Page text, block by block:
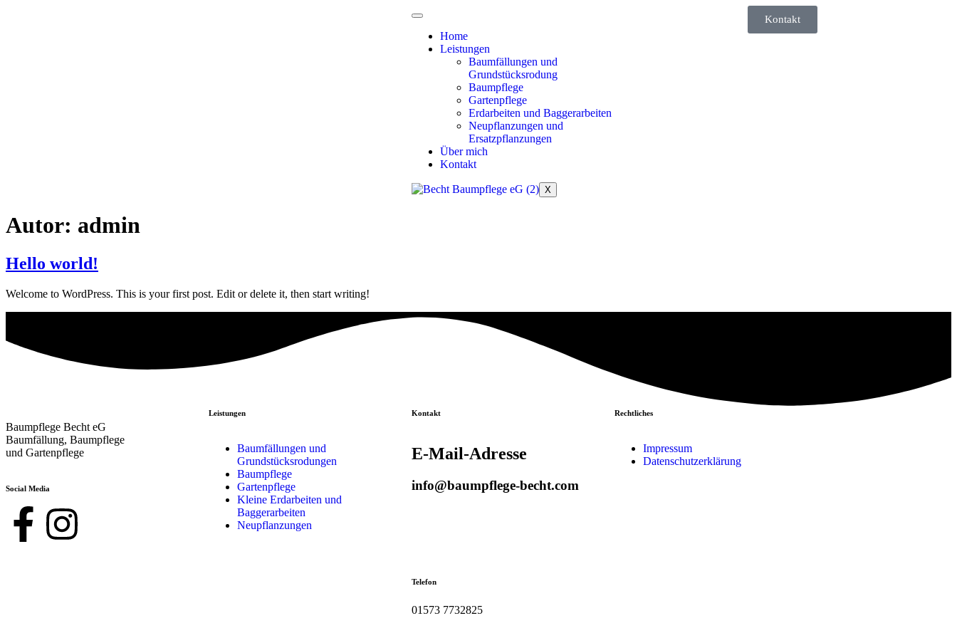
Home
Leistungen
Baumfällungen und
Grundstücksrodung
Baumpflege
Gartenpflege
Erdarbeiten und Baggerarbeiten
Neupflanzungen und
Ersatzpflanzungen
Über mich
Kontakt
X
Kontakt
Autor: admin
Hello world!
Welcome to WordPress. This is your first post. Edit or delete it, then start writing!
Baumpflege Becht eG
Baumfällung, Baumpflege
und Gartenpflege
Social Media
Leistungen
Baumfällungen und
Grundstücksrodungen
Baumpflege
Gartenpflege
Kleine Erdarbeiten und
Baggerarbeiten
Neupflanzungen
Kontakt
E-Mail-Adresse
info@baumpflege-becht.com
Telefon
01573 7732825
Rechtliches
Impressum
Datenschutzerklärung